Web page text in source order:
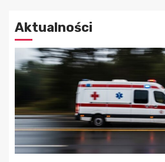
Aktualności